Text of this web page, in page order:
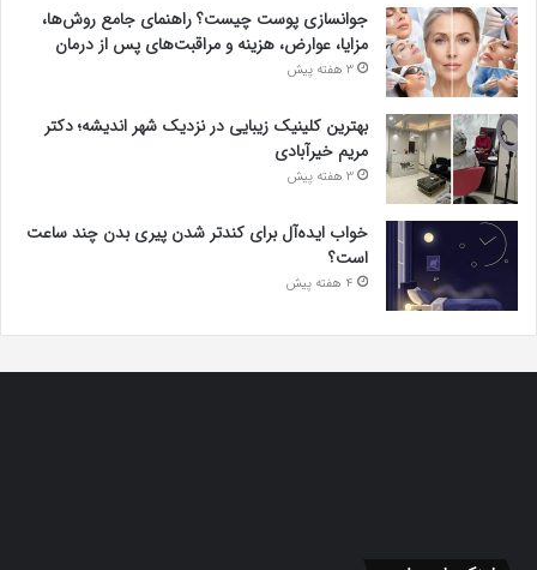
جوانسازی پوست چیست؟ راهنمای جامع روش‌ها،
مزایا، عوارض، هزینه و مراقبت‌های پس از درمان
3 هفته پیش
بهترین کلینیک زیبایی در نزدیک شهر اندیشه؛ دکتر
مریم خیرآبادی
3 هفته پیش
خواب ایده‌آل برای کندتر شدن پیری بدن چند ساعت
است؟
4 هفته پیش